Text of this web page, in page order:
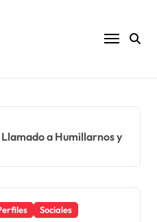
a Humillarnos y
Sociales